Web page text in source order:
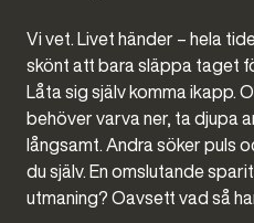
Vi vet. Livet händer – hela
skönt att bara släppa taget
Låta sig själv komma ikapp.
behöver varva ner, ta djupa
långsamt. Andra söker puls
du själv. En omslutande
utmaning? Oavsett vad så